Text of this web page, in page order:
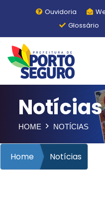
Ouvidoria
Glossário
Notícias
HOME NOTÍCIAS
Home Notícias